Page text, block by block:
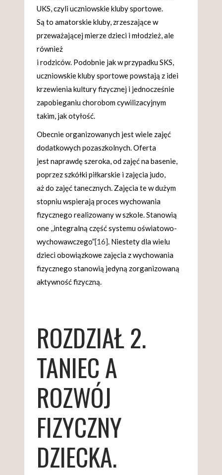
UKS, czyli uczniowskie kluby sportowe.
Są to amatorskie kluby, zrzeszające w
przeważającej mierze dzieci i młodzież, ale
również
i rodziców. Podobnie jak w przypadku SKS,
uczniowskie kluby sportowe powstają z idei
krzewienia kultury fizycznej i jednocześnie
zapobieganiu chorobom cywilizacyjnym
takim, jak otyłość.
Obecnie organizowanych jest wiele zajęć
dodatkowych pozaszkolnych. Oferta
jest naprawdę szeroka, od zajęć na basenie,
poprzez szkółki piłkarskie i zajęcia judo,
aż do zajęć tanecznych. Zajęcia te w dużym
stopniu wspierają proces wychowania
fizycznego realizowany w szkole. Stanowią
one ,,integralną część systemu oświatowo-
wychowawczego”[16]. Niestety dla wielu
dzieci obowiązkowe zajęcia z wychowania
fizycznego stanowią jedyną zorganizowaną
aktywność fizyczną.
ROZDZIAŁ 2.
TANIEC A
ROZWÓJ
FIZYCZNY
DZIECKA.